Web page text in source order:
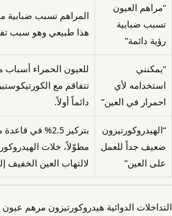
“مراهم العيون
تسبب ضبابية
رؤية دائمة”
المراهم تسبب ضبابية
هذا طبيعي وهو سبب
“يمكنني
استخدامه لأي
احمرار في العين”
للعيون الحمراء
تتفاقم مع
دائماً أولاً.
“الهيدروكورتيزون
ضعيف جداً للعمل
على العين”
بتركيز 2.5% في
مطوّلاً، خلات
لالتهاب العين الخفيف
التداخلات الدوائية هيدروكورتيزون مرهم عيون